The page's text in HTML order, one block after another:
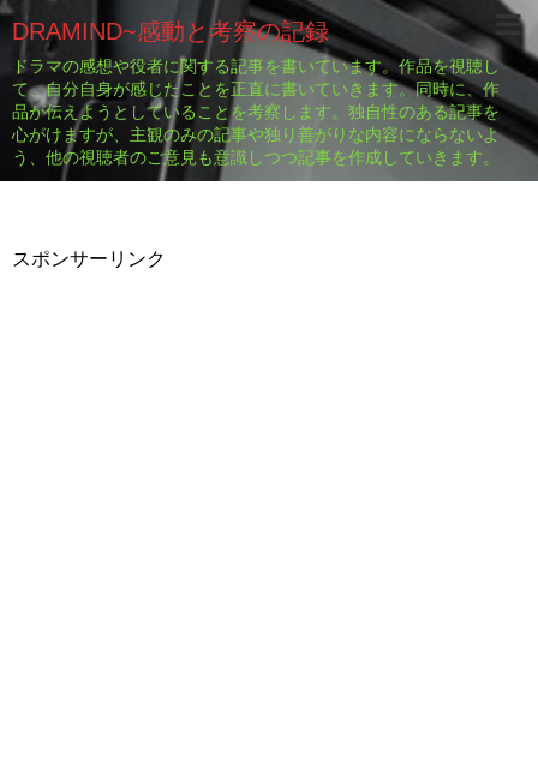
DRAMIND~感動と考察の記録
ドラマの感想や役者に関する記事を書いています。作品を視聴し
て、自分自身が感じたことを正直に書いていきます。同時に、作
品が伝えようとしていることを考察します。独自性のある記事を
心がけますが、主観のみの記事や独り善がりな内容にならないよ
う、他の視聴者のご意見も意識しつつ記事を作成していきます。
スポンサーリンク